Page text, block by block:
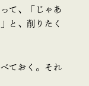
て、「じゃあ
と、削りたく
ておく。それ